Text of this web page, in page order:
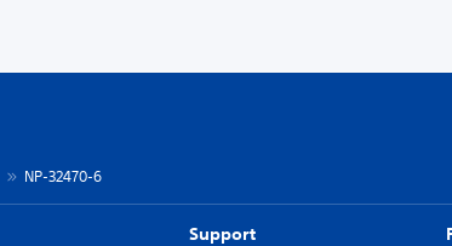
NP-32470-6
Support